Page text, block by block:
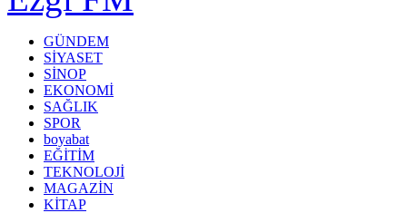
GÜNDEM
SİYASET
SİNOP
EKONOMİ
SAĞLIK
SPOR
boyabat
EĞİTİM
TEKNOLOJİ
MAGAZİN
KİTAP